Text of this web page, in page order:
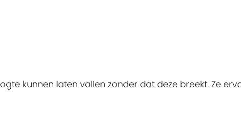
kunnen laten vallen zonder dat deze breekt. Ze